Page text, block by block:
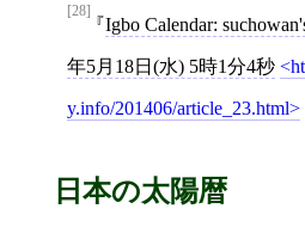
[28]
Igbo Calendar:
年5月18日(水) 5時1分4秒
y.info/201406/article_23.html
日本の太陽暦